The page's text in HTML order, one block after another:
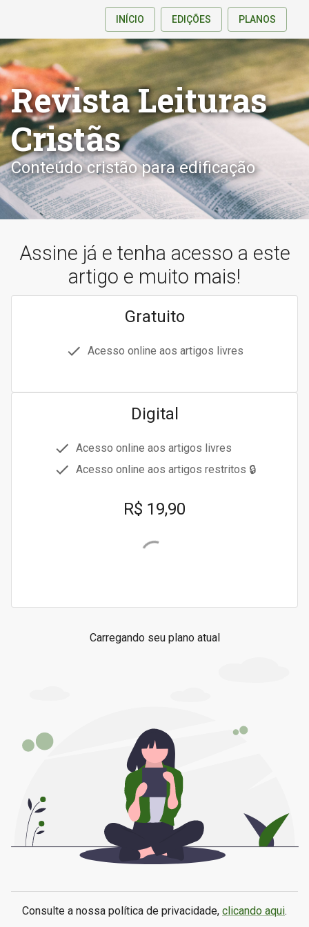
INÍCIO EDIÇÕES PLANOS
Revista Leituras
Cristãs
Conteúdo cristão para edificação
Assine já e tenha acesso a este
artigo e muito mais!
Gratuito
Acesso online aos artigos livres
Digital
Acesso online aos artigos livres
Acesso online aos artigos restritos 🔒
R$ 19,90
Carregando seu plano atual
Consulte a nossa política de privacidade, clicando aqui.